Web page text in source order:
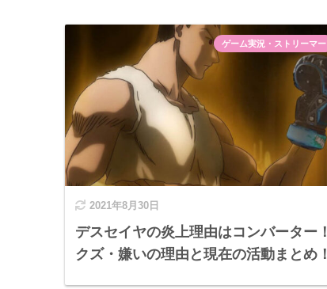
2021年8月30日
デスセイヤの炎上理由はコンバーター！
クズ・嫌いの理由と現在の活動まとめ！
ゲーム実況・ストリーマー